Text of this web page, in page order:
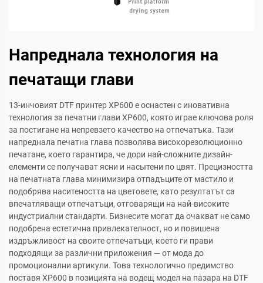
Напреднала технология на
печатащи глави
13-инчовият DTF принтер XP600 е оснастен с иновативна
технология за печатни глави XP600, която играе ключова роля
за постигане на непревзето качество на отпечатъка. Тази
напреднала печатна глава позволява високорезолюционно
печатане, което гарантира, че дори най-сложните дизайн-
елементи се получават ясни и насытени по цвят. Прецизността
на печатната глава минимизира отпадъците от мастило и
подобрява наситеността на цветовете, като резултатът са
впечатляващи отпечатъци, отговарящи на най-високите
индустриални стандарти. Бизнесите могат да очакват не само
подобрена естетична привлекателност, но и повишена
издръжливост на своите отпечатъци, което ги прави
подходящи за различни приложения — от мода до
промоционални артикули. Това технологично предимство
поставя XP600 в позицията на водещ модел на пазара на DTF